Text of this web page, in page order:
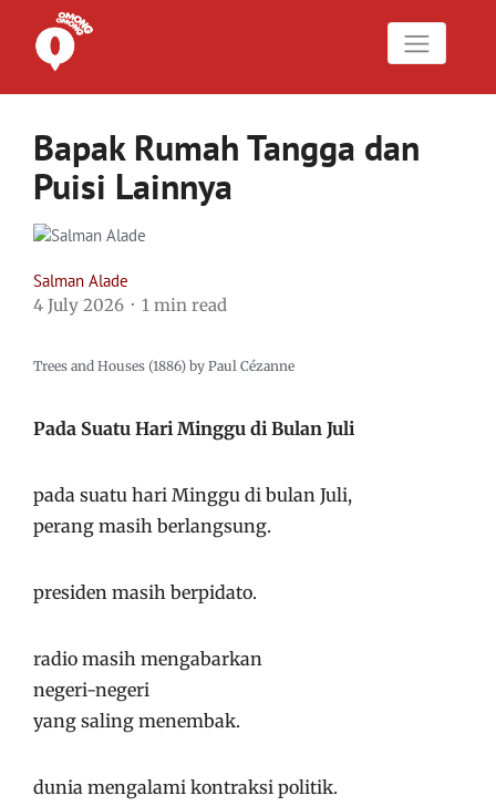
Bapak Rumah Tangga dan
Puisi Lainnya
Salman Alade
4 July 2026
1 min read
Trees and Houses (1886) by Paul Cézanne
Pada Suatu Hari Minggu di Bulan Juli
pada suatu hari Minggu di bulan Juli,
perang masih berlangsung.
presiden masih berpidato.
radio masih mengabarkan
negeri-negeri
yang saling menembak.
dunia mengalami kontraksi politik.